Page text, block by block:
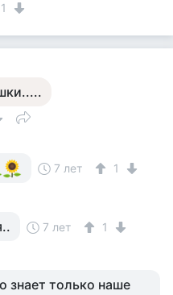
1
7 лет
1
7 лет 1
знает только наше